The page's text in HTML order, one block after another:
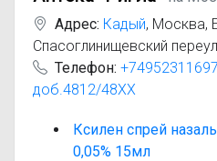
Адрес: Кадый, Москва,
Спасоглинищевский
Телефон: +74952311697
доб.4812/48XX
Ксилен спрей
0,05% 15мл